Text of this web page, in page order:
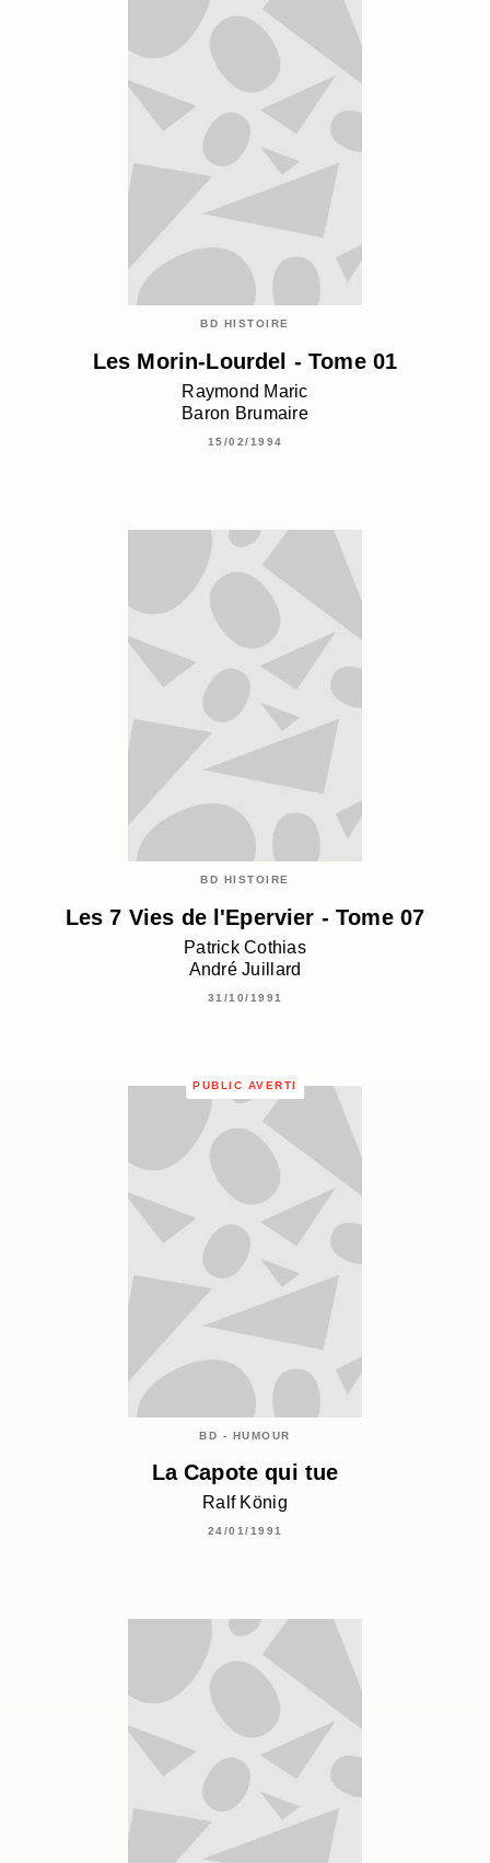
BD HISTOIRE
Les Morin-Lourdel - Tome 01
Raymond Maric
Baron Brumaire
15/02/1994
BD HISTOIRE
Les 7 Vies de l'Epervier - Tome 07
Patrick Cothias
André Juillard
31/10/1991
PUBLIC AVERTI
BD - HUMOUR
La Capote qui tue
Ralf König
24/01/1991